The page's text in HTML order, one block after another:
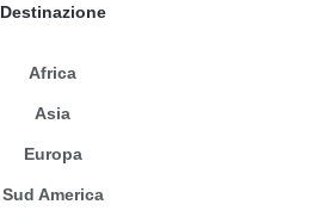
Destinazione
Africa
Asia
Europa
Sud America